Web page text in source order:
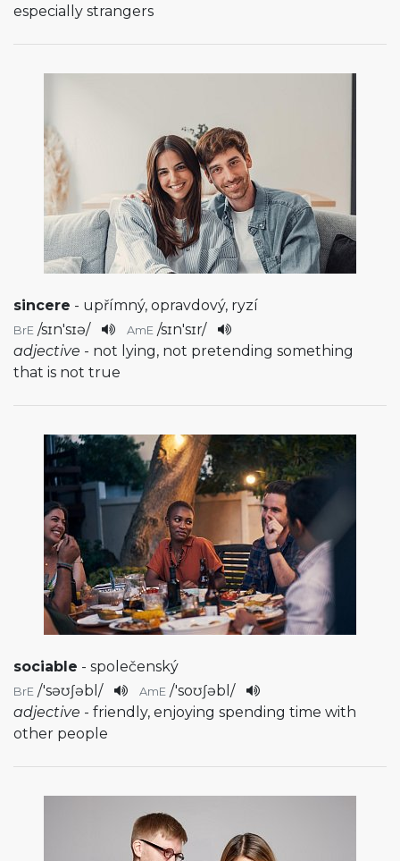
especially strangers
sincere - upřímný, opravdový, ryzí
BrE /sɪn'sɪə/ AmE /sɪn'sɪr/
adjective - not lying, not pretending something
that is not true
sociable - společenský
BrE /'səʊʃəbl / AmE /'soʊʃəbl /
adjective - friendly, enjoying spending time with
other people